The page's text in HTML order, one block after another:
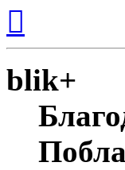
началу
blik+